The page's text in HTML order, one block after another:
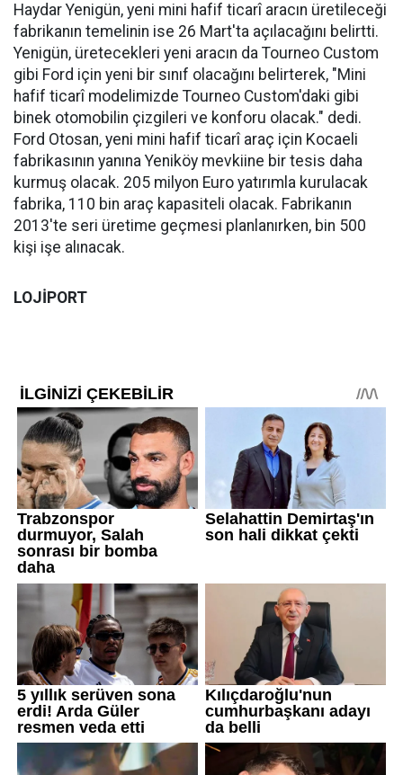
Haydar Yenigün, yeni mini hafif ticarî aracın üretileceği
fabrikanın temelinin ise 26 Mart'ta açılacağını belirtti.
Yenigün, üretecekleri yeni aracın da Tourneo Custom
gibi Ford için yeni bir sınıf olacağını belirterek, "Mini
hafif ticarî modelimizde Tourneo Custom'daki gibi
binek otomobilin çizgileri ve konforu olacak." dedi.
Ford Otosan, yeni mini hafif ticarî araç için Kocaeli
fabrikasının yanına Yeniköy mevkiine bir tesis daha
kurmuş olacak. 205 milyon Euro yatırımla kurulacak
fabrika, 110 bin araç kapasiteli olacak. Fabrikanın
2013'te seri üretime geçmesi planlanırken, bin 500
kişi işe alınacak.
LOJİPORT